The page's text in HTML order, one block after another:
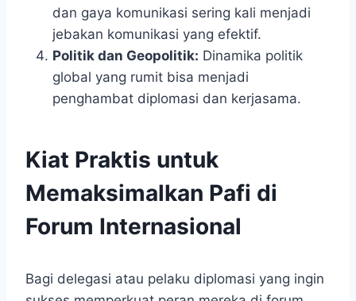
dan gaya komunikasi sering kali menjadi
jebakan komunikasi yang efektif.
Politik dan Geopolitik: Dinamika politik
global yang rumit bisa menjadi
penghambat diplomasi dan kerjasama.
Kiat Praktis untuk
Memaksimalkan Pafi di
Forum Internasional
Bagi delegasi atau pelaku diplomasi yang ingin